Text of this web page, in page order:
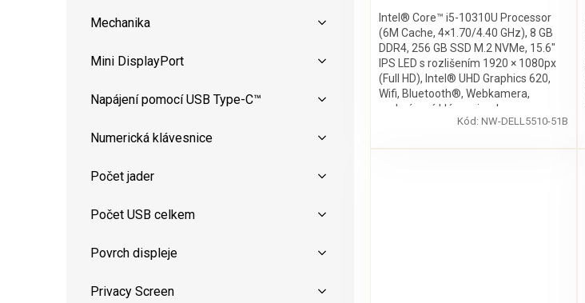
Mechanika
Mini DisplayPort
Napájení pomocí USB Type-C™
Numerická klávesnice
Počet jader
Počet USB celkem
Povrch displeje
Privacy Screen
Intel® Core™ i5-10310U Processor
(6M Cache, 4×1.70/4.40 GHz), 8 GB
DDR4, 256 GB SSD M.2 NVMe, 15.6″
IPS LED s rozlišením 1920 × 1080px
(Full HD), Intel® UHD Graphics 620,
Wifi, Bluetooth®, Webkamera,
podsvícená klávesnice, bez
mechaniky, Windows 11 Pro
Kód:NW-DELL5510-51B